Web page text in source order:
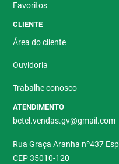
Favoritos
CLIENTE
Área do cliente
Ouvidoria
Trabalhe conosco
ATENDIMENTO
betel.vendas.gv@gmail.com
Rua Graça Aranha nº437
CEP 35010-120